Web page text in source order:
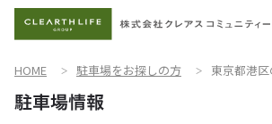
HOME 駐車場をお探しの方 東京都港